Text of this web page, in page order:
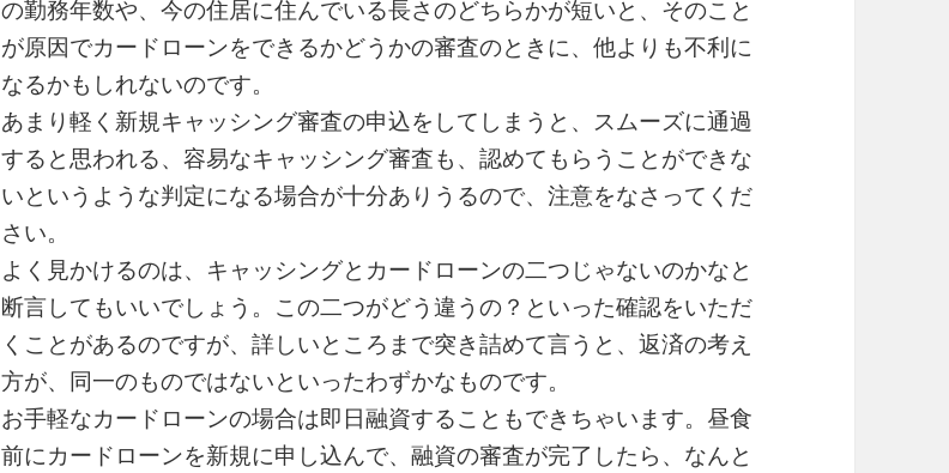
の勤務年数や、今の住居に住んでいる長さのどちらかが短いと、そのこと
が原因でカードローンをできるかどうかの審査のときに、他よりも不利に
なるかもしれないのです。
あまり軽く新規キャッシング審査の申込をしてしまうと、スムーズに通過
すると思われる、容易なキャッシング審査も、認めてもらうことができな
いというような判定になる場合が十分ありうるので、注意をなさってくだ
さい。
よく見かけるのは、キャッシングとカードローンの二つじゃないのかなと
断言してもいいでしょう。この二つがどう違うの？といった確認をいただ
くことがあるのですが、詳しいところまで突き詰めて言うと、返済の考え
方が、同一のものではないといったわずかなものです。
お手軽なカードローンの場合は即日融資することもできちゃいます。昼食
前にカードローンを新規に申し込んで、融資の審査が完了したら、なんと